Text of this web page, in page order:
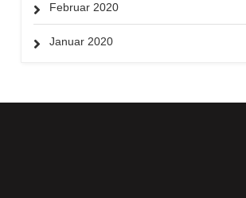
Februar 2020
Januar 2020